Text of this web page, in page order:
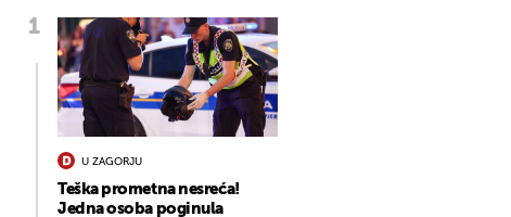
U ZAGORJU
Teška prometna nesreća!
Jedna osoba poginula